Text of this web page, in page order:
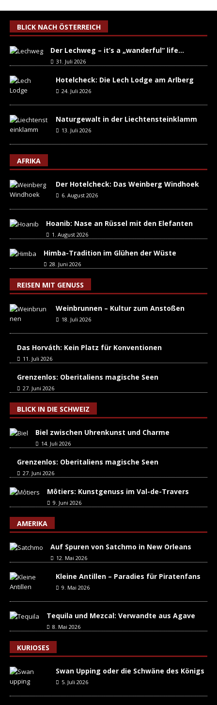
BLICK NACH ÖSTERREICH
Der Lechweg – it’s a „wanderful“ life…
31. Juli 2026
Hotelcheck: Die Lech Lodge am Arlberg
24. Juli 2026
Naturgewalt in der Liechtensteinklamm
13. Juli 2026
AFRIKA
Der Hotelcheck: Das Weinberg Windhoek
6. August 2026
Hoanib: Nase an Rüssel mit den Elefanten
1. August 2026
Himba-Tradition im Glühen der Wüste
28. Juni 2026
REISEN MIT GENUSS
Weinbrunnen – Kultur zum Anstoßen
18. Juli 2026
Das Horváth: Kein Platz für Konventionen
11. Juli 2026
Grenzenlos: Oberitaliens magische Seen
27. Juni 2026
BLICK IN DIE SCHWEIZ
Biel zwischen Uhrenkunst und Charme
14. Juli 2026
Grenzenlos: Oberitaliens magische Seen
27. Juni 2026
Môtiers: Kunstgenuss im Val-de-Travers
9. Juni 2026
AMERIKA
Auf Spuren von Satchmo in New Orleans
12. Mai 2026
Kleine Antillen – Paradies für Piratenfans
9. Mai 2026
Tequila und Mezcal: Verwandte aus Agave
8. Mai 2026
KURIOSES
Swan Upping oder die Schwäne des Königs
5. Juli 2026